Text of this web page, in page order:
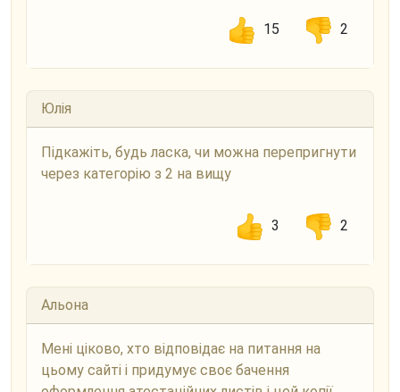
15 2
Юлія
Підкажіть, будь ласка, чи можна перепригнути
через категорію з 2 на вищу
3 2
Альона
Мені ціково, хто відповідає на питання на
цьому сайті і придумує своє бачення